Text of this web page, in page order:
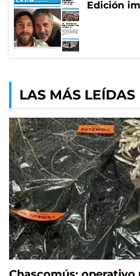
Edición
LAS MÁS LEÍDAS